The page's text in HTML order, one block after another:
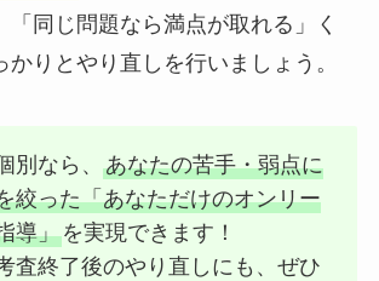
「同じ問題なら満点が取れる」く
かりとやり直しを行いましょう。
別なら、あなたの苦手・弱点に
絞った「あなただけのオンリー
導」を実現できます！
査終了後のやり直しにも、ぜひ